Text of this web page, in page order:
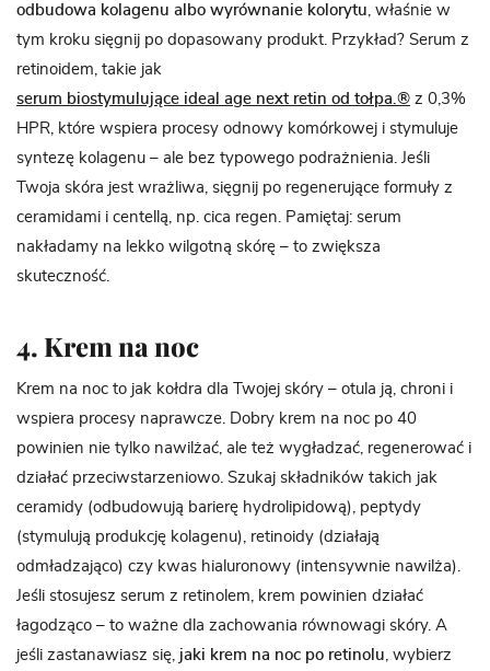
odbudowa kolagenu albo wyrównanie kolorytu, właśnie w
tym kroku sięgnij po dopasowany produkt. Przykład? Serum z
retinoidem, takie jak
serum biostymulujące ideal age next retin od tołpa.® z 0,3%
HPR, które wspiera procesy odnowy komórkowej i stymuluje
syntezę kolagenu – ale bez typowego podrażnienia. Jeśli
Twoja skóra jest wrażliwa, sięgnij po regenerujące formuły z
ceramidami i centellą, np. cica regen. Pamiętaj: serum
nakładamy na lekko wilgotną skórę – to zwiększa
skuteczność.
4. Krem na noc
Krem na noc to jak kołdra dla Twojej skóry – otula ją, chroni i
wspiera procesy naprawcze. Dobry krem na noc po 40
powinien nie tylko nawilżać, ale też wygładzać, regenerować i
działać przeciwstarzeniowo. Szukaj składników takich jak
ceramidy (odbudowują barierę hydrolipidową), peptydy
(stymulują produkcję kolagenu), retinoidy (działają
odmładzająco) czy kwas hialuronowy (intensywnie nawilża).
Jeśli stosujesz serum z retinolem, krem powinien działać
łagodząco – to ważne dla zachowania równowagi skóry. A
jeśli zastanawiasz się, jaki krem na noc po retinolu, wybierz